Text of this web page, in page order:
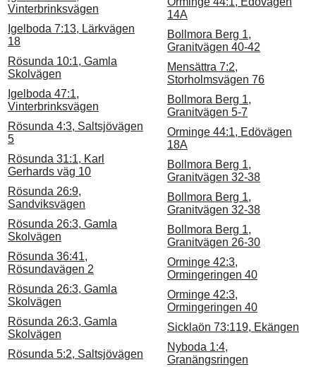
Vinterbrinksvägen
Igelboda 7:13, Lärkvägen
18
Rösunda 10:1, Gamla
Skolvägen
Igelboda 47:1,
Vinterbrinksvägen
Rösunda 4:3, Saltsjövägen
5
Rösunda 31:1, Karl
Gerhards väg 10
Rösunda 26:9,
Sandviksvägen
Rösunda 26:3, Gamla
Skolvägen
Rösunda 36:41,
Rösundavägen 2
Rösunda 26:3, Gamla
Skolvägen
Rösunda 26:3, Gamla
Skolvägen
Rösunda 5:2, Saltsjövägen
14A
Bollmora Berg 1,
Granitvägen 40-42
Mensättra 7:2,
Storholmsvägen 76
Bollmora Berg 1,
Granitvägen 5-7
Orminge 44:1, Edövägen
18A
Bollmora Berg 1,
Granitvägen 32-38
Bollmora Berg 1,
Granitvägen 32-38
Bollmora Berg 1,
Granitvägen 26-30
Orminge 42:3,
Ormingeringen 40
Orminge 42:3,
Ormingeringen 40
Sicklaön 73:119, Ekängen
Nyboda 1:4,
Granängsringen